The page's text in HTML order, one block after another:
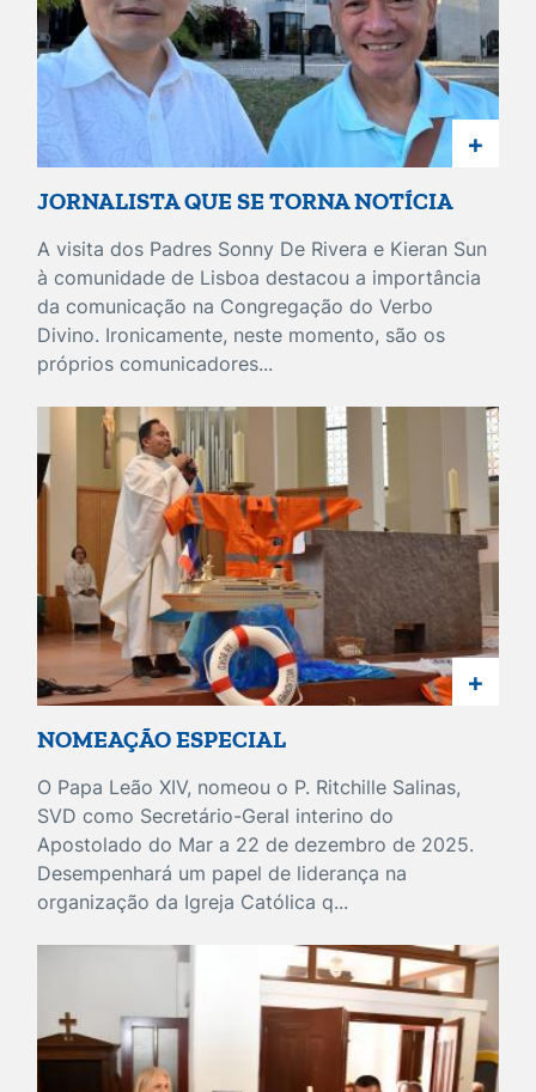
+
JORNALISTA QUE SE TORNA NOTÍCIA
A visita dos Padres Sonny De Rivera e Kieran Sun
à comunidade de Lisboa destacou a importância
da comunicação na Congregação do Verbo
Divino. Ironicamente, neste momento, são os
próprios comunicadores...
+
NOMEAÇÃO ESPECIAL
O Papa Leão XIV, nomeou o P. Ritchille Salinas,
SVD como Secretário-Geral interino do
Apostolado do Mar a 22 de dezembro de 2025.
Desempenhará um papel de liderança na
organização da Igreja Católica q...